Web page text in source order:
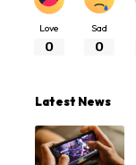
Love
0
Sad
0
Latest News